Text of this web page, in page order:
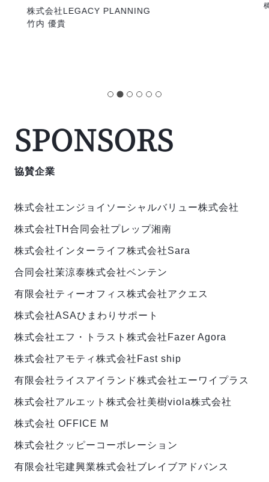
株式会社LEGACY PLANNING
竹内 優貴
SPONSORS
協賛企業
株式会社エンジョイ ソーシャルバリュー株式会社
株式会社TH 合同会社プレップ湘南
株式会社インターライフ株式会社Sara
合同会社茉涼泰株式会社ベンテン
有限会社ティーオフィス株式会社アクエス
株式会社ASAひまわりサポート
株式会社エフ・トラスト 株式会社Fazer Agora
株式会社アモティ 株式会社Fast ship
有限会社ライスアイランド株式会社エーワイプラス
株式会社アルエット 株式会社美樹viola株式会社
株式会社 OFFICE M
株式会社クッピーコーポレーション
有限会社宅建興業株式会社ブレイブアドバンス